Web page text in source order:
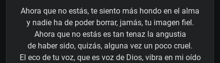
Ahora que no estás, te siento más hondo en el alma
y nadie ha de poder borrar, jamás, tu imagen fiel.
Ahora que no estás es tan tenaz la angustia
de haber sido, quizás, alguna vez un poco cruel.
El eco de tu voz, que es voz de Dios, vibra en mi oído